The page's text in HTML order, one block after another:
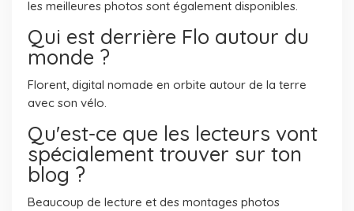
les meilleures photos sont également disponibles.
Qui est derrière Flo autour du
monde ?
Florent, digital nomade en orbite autour de la terre
avec son vélo.
Qu'est-ce que les lecteurs vont
spécialement trouver sur ton
blog ?
Beaucoup de lecture et des montages photos